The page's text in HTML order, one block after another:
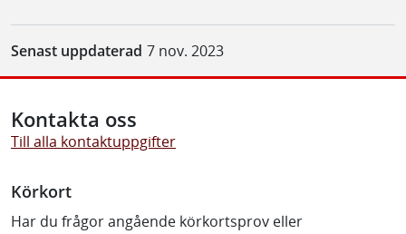
Senast uppdaterad 7 nov. 2023
Kontakta oss
Till alla kontaktuppgifter
Körkort
Har du frågor angående körkortsprov eller